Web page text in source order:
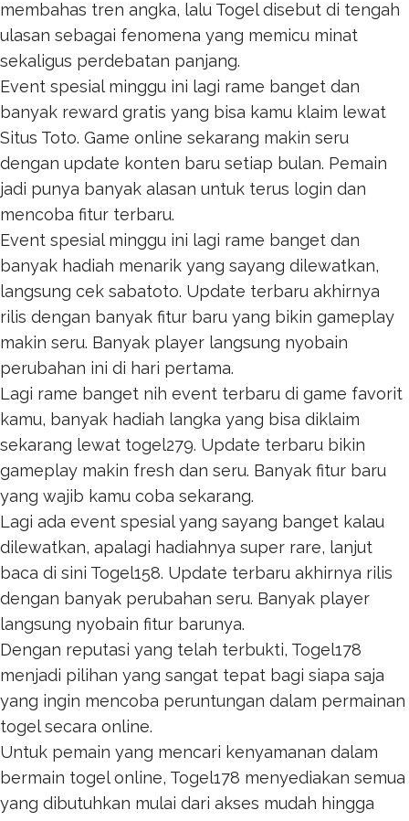
membahas tren angka, lalu Togeldisebut di tengah
ulasan sebagai fenomena yang memicu minat
sekaligus perdebatan panjang.
Event spesial minggu ini lagi rame banget dan
banyak reward gratis yang bisa kamu klaim lewat
Situs Toto. Game online sekarang makin seru
dengan update konten baru setiap bulan. Pemain
jadi punya banyak alasan untuk terus login dan
mencoba fitur terbaru.
Event spesial minggu ini lagi rame banget dan
banyak hadiah menarik yang sayang dilewatkan,
langsung cek sabatoto. Update terbaru akhirnya
rilis dengan banyak fitur baru yang bikin gameplay
makin seru. Banyak player langsung nyobain
perubahan ini di hari pertama.
Lagi rame banget nih event terbaru di game favorit
kamu, banyak hadiah langka yang bisa diklaim
sekarang lewat togel279. Update terbaru bikin
gameplay makin fresh dan seru. Banyak fitur baru
yang wajib kamu coba sekarang.
Lagi ada event spesial yang sayang banget kalau
dilewatkan, apalagi hadiahnya super rare, lanjut
baca di sini Togel158. Update terbaru akhirnya rilis
dengan banyak perubahan seru. Banyak player
langsung nyobain fitur barunya.
Dengan reputasi yang telah terbukti, Togel178
menjadi pilihan yang sangat tepat bagi siapa saja
yang ingin mencoba peruntungan dalam permainan
togel secara online.
Untuk pemain yang mencari kenyamanan dalam
bermain togel online, Togel178 menyediakan semua
yang dibutuhkan mulai dari akses mudah hingga